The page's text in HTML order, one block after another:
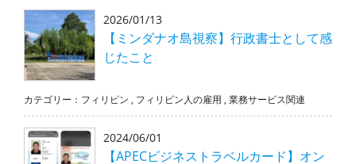
2026/01/13
【ミンダナオ島視察】行政書士として感
じたこと
カテゴリー： フィリピン , フィリピン人の雇用 , 業務サービス関連
2024/06/01
【APECビジネストラベルカード】オン